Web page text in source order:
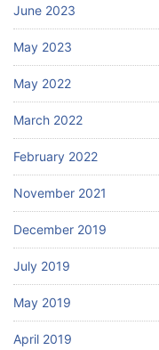
June 2023
May 2023
May 2022
March 2022
February 2022
November 2021
December 2019
July 2019
May 2019
April 2019